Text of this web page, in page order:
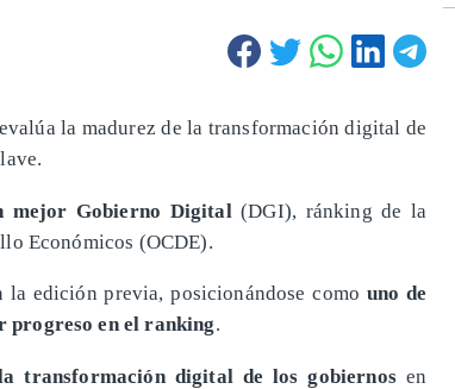
la madurez de la transformación digital de
mejor Gobierno Digital (DGI), ránking de la
Económicos (OCDE).
la edición previa, posicionándose como uno de
progreso en el ranking.
transformación digital de los gobiernosen